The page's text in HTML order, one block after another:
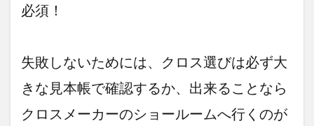
方
セン
ロス
途を
必須！
失敗しないためには、クロス選びは必ず大
きな見本帳で確認するか、出来ることなら
クロスメーカーのショールームへ行くのが